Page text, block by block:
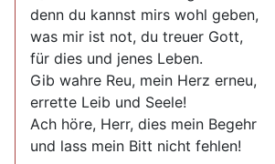
denn du kannst mirs wohl geben,
was mir ist not, du treuer Gott,
für dies und jenes Leben.
Gib wahre Reu, mein Herz erneu,
errette Leib und Seele!
Ach höre, Herr, dies mein Begehr
und lass mein Bitt nicht fehlen!